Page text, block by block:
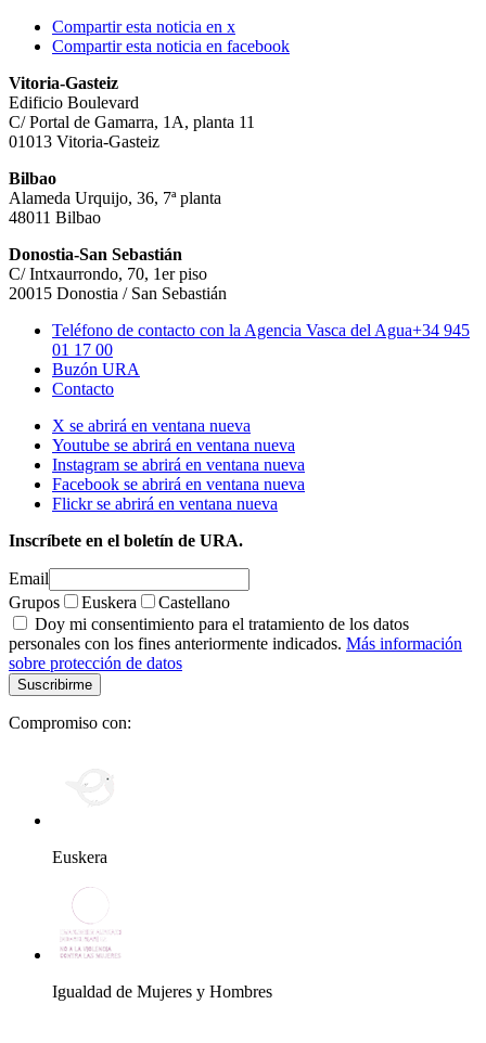
Compartir esta noticia en x
Compartir esta noticia en facebook
Vitoria-Gasteiz
Edificio Boulevard
C/ Portal de Gamarra, 1A, planta 11
01013 Vitoria-Gasteiz
Bilbao
Alameda Urquijo, 36, 7ª planta
48011 Bilbao
Donostia-San Sebastián
C/ Intxaurrondo, 70, 1er piso
20015 Donostia / San Sebastián
Teléfono de contacto con la Agencia Vasca del Agua+34 945
01 17 00
Buzón URA
Contacto
X se abrirá en ventana nueva
Youtube se abrirá en ventana nueva
Instagram se abrirá en ventana nueva
Facebook se abrirá en ventana nueva
Flickr se abrirá en ventana nueva
Inscríbete en el boletín de URA.
Email
Grupos
Euskera
Castellano
Doy mi consentimiento para el tratamiento de los datos
personales con los fines anteriormente indicados. Más información
sobre protección de datos
Compromiso con:
Euskera
Igualdad de Mujeres y Hombres